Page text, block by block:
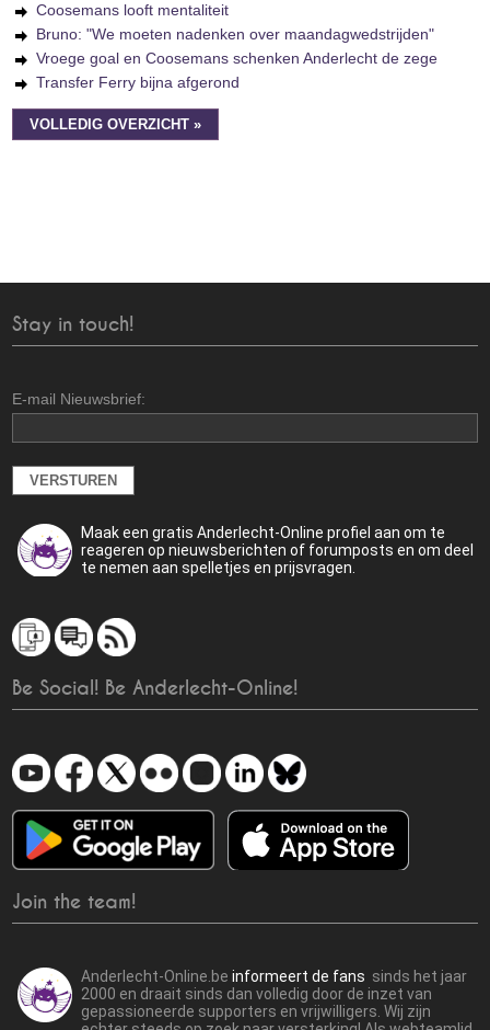
Coosemans looft mentaliteit
Bruno: "We moeten nadenken over maandagwedstrijden"
Vroege goal en Coosemans schenken Anderlecht de zege
Transfer Ferry bijna afgerond
VOLLEDIG OVERZICHT »
Stay in touch!
E-mail Nieuwsbrief:
Maak een gratis Anderlecht-Online profiel aan om te
reageren op nieuwsberichten of forumposts en om deel
te nemen aan spelletjes en prijsvragen.
Be Social! Be Anderlecht-Online!
Join the team!
Anderlecht-Online.beinformeert de fans sinds het jaar
2000 en draait sinds dan volledig door de inzet van
gepassioneerde supporters en vrijwilligers. Wij zijn